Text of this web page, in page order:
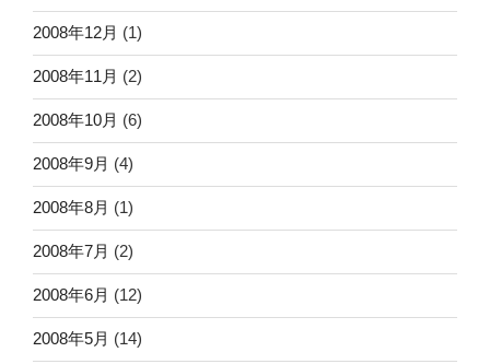
2008年12月 (1)
2008年11月 (2)
2008年10月 (6)
2008年9月 (4)
2008年8月 (1)
2008年7月 (2)
2008年6月 (12)
2008年5月 (14)